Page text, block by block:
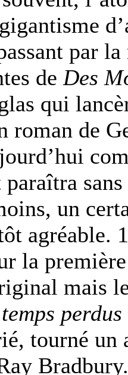
par
de Des
qui
roman de
un
agréable.
la
mais
perdus
tourné un